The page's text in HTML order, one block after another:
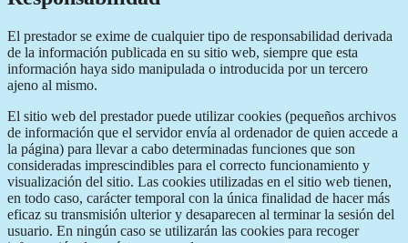
El prestador se exime de cualquier tipo de responsabilidad derivada
de la información publicada en su sitio web, siempre que esta
información haya sido manipulada o introducida por un tercero
ajeno al mismo.
El sitio web del prestador puede utilizar cookies (pequeños archivos
de información que el servidor envía al ordenador de quien accede a
la página) para llevar a cabo determinadas funciones que son
consideradas imprescindibles para el correcto funcionamiento y
visualización del sitio. Las cookies utilizadas en el sitio web tienen,
en todo caso, carácter temporal con la única finalidad de hacer más
eficaz su transmisión ulterior y desaparecen al terminar la sesión del
usuario. En ningún caso se utilizarán las cookies para recoger